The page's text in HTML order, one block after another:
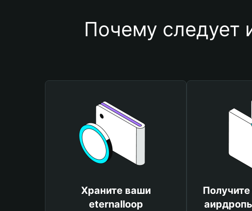
Почему следует
Храните ваши
eternalloop